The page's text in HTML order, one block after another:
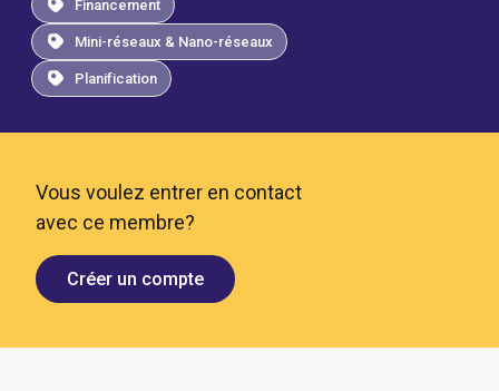
Financement
Mini-réseaux & Nano-réseaux
Planification
Vous voulez entrer en contact
avec ce membre?
Créer un compte